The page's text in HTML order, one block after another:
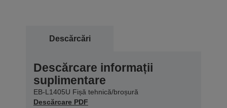
Descărcări
Descărcare informații
suplimentare
EB-L1405U Fișă tehnică/broșură
Descărcare PDF